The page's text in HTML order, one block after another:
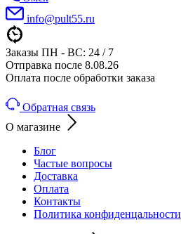
info@pult55.ru
Заказы ПН - ВС: 24 / 7
Отправка после 8.08.26
Оплата после обработки заказа
Обратная связь
О магазине
Блог
Частые вопросы
Доставка
Оплата
Контакты
Политика конфиденцальности